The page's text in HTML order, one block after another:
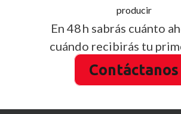
producir
En 48 h sabrás cuánto
cuándo recibirás tu
Contáctanos